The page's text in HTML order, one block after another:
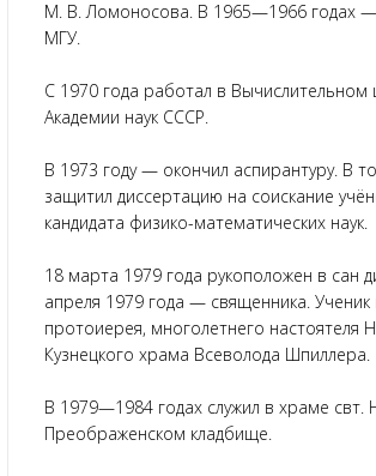
М. В. Ломоносова. В 1965—1966 годах
МГУ.
С 1970 года работал в Вычислительном
Академии наук СССР.
В 1973 году — окончил аспирантуру. В
защитил диссертацию на соискание
кандидата физико-математических наук.
18 марта 1979 года рукоположен в сан
апреля 1979 года — священника. Ученик
протоиерея, многолетнего настоятеля
Кузнецкого храма Всеволода Шпиллера.
В 1979—1984 годах служил в храме свт.
Преображенском кладбище.